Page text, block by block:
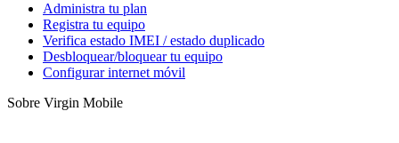
Administra tu plan
Registra tu equipo
Verifica estado IMEI / estado duplicado
Desbloquear/bloquear tu equipo
Configurar internet móvil
Sobre Virgin Mobile